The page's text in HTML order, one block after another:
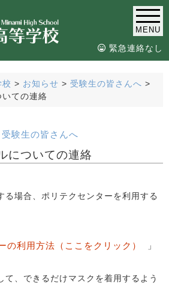
MENU
緊急連絡なし
> お知らせ > 受験生の皆さんへ >
ての連絡
受験生の皆さんへ
についての連絡
る場合、ポリテクセンターを利用する
の利用方法（ここをクリック） 」
て、できるだけマスクを着用するよう